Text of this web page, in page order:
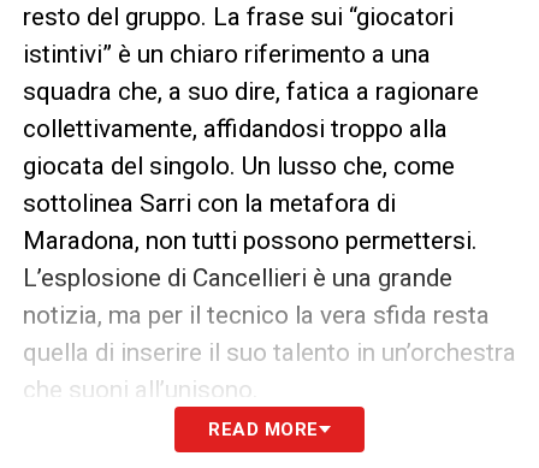
resto del gruppo. La frase sui “giocatori
istintivi” è un chiaro riferimento a una
squadra che, a suo dire, fatica a ragionare
collettivamente, affidandosi troppo alla
giocata del singolo. Un lusso che, come
sottolinea Sarri con la metafora di
Maradona, non tutti possono permettersi.
L’esplosione di Cancellieri è una grande
notizia, ma per il tecnico la vera sfida resta
quella di inserire il suo talento in un’orchestra
che suoni all’unisono.
READ MORE